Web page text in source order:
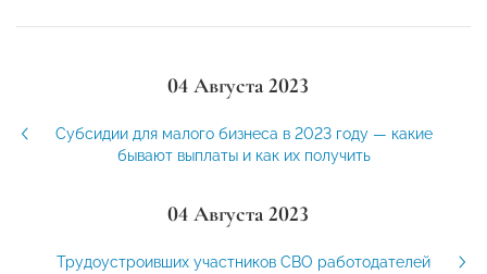
04 Августа 2023
Субсидии для малого бизнеса в 2023 году — какие
бывают выплаты и как их получить
04 Августа 2023
Трудоустроивших участников СВО работодателей